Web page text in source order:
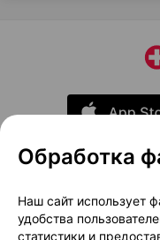
О
Размещение
Обработка
Наш сайт использует
удобства
статистики и